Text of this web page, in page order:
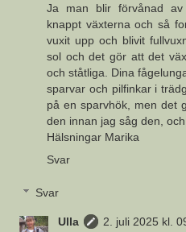
Ja man blir förvånad
knappt växterna och så
vuxit upp och blivit
sol och det gör att det
och ståtliga. Dina
sparvar och pilfinkar i
på en sparvhök, men det
den innan jag såg den,
Hälsningar Marika
Svar
Svar
Ulla 2. juli 2025 kl.